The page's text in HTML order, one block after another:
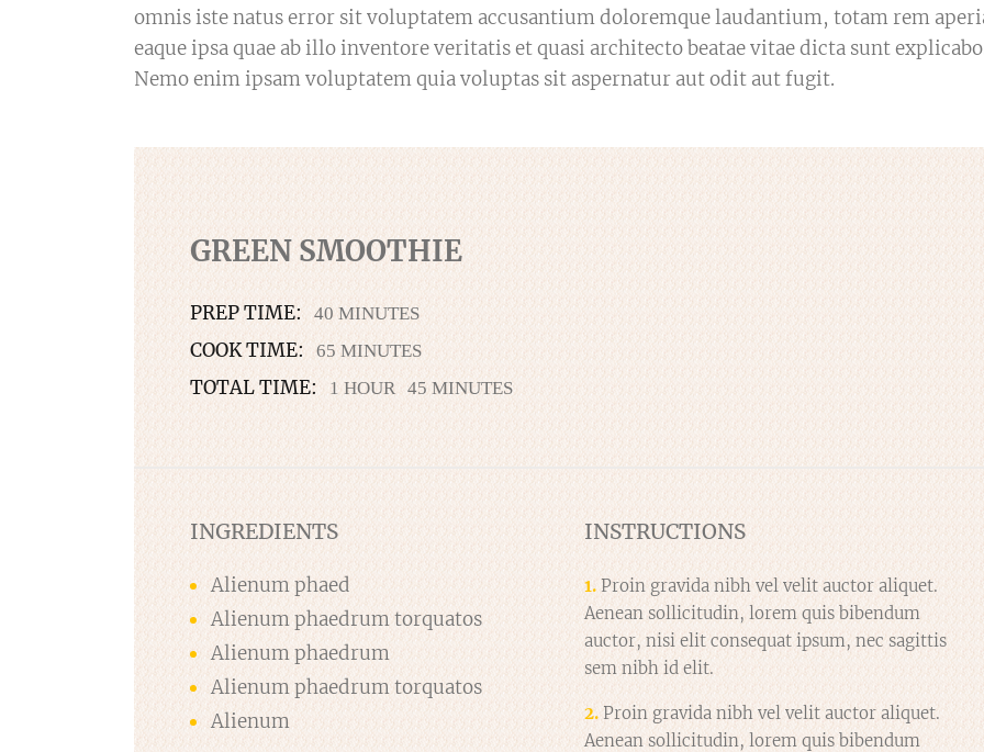
omnis iste natus error sit voluptatem accusantium doloremque laudantium, totam rem
eaque ipsa quae ab illo inventore veritatis et quasi architecto beatae vitae dicta sunt
Nemo enim ipsam voluptatem quia voluptas sit aspernatur aut odit aut fugit.
GREEN SMOOTHIE
PREP TIME: 40 MINUTES
COOK TIME: 65 MINUTES
TOTAL TIME: 1 HOUR 45 MINUTES
INGREDIENTS
Alienum phaed
Alienum phaedrum torquatos
Alienum phaedrum
Alienum phaedrum torquatos
Alienum
INSTRUCTIONS
1. Proin gravida nibh vel velit auctor aliquet.
Aenean sollicitudin, lorem quis bibendum
auctor, nisi elit consequat ipsum, nec sagittis
sem nibh id elit.
2.Proin gravida nibh vel velit auctor aliquet.
Aenean sollicitudin, lorem quis bibendum